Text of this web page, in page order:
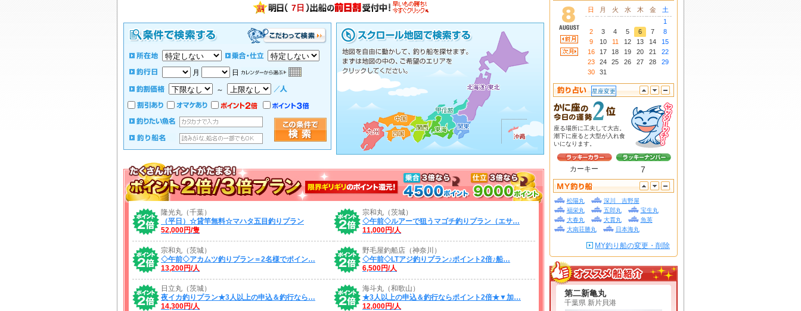
7日
月 日
～
隆光丸（千葉）
（平日）☆貸竿無料☆マハタ五目釣りプラン
52,000円/隻
宗和丸（茨城）
◇午前◇ルアーで狙うマゴチ釣りプラン（エサ…
11,000円/人
宗和丸（茨城）
◇午前◇アカムツ釣りプラン＝2名様でポイン…
13,200円/人
野毛屋釣船店（神奈川）
◇午前◇LTアジ釣りプラン♪ポイント2倍♪船…
6,500円/人
日立丸（茨城）
夜イカ釣りプラン★3人以上の申込＆釣行なら…
14,300円/人
海斗丸（和歌山）
★3人以上の申込＆釣行ならポイント2倍★▼加…
12,000円/人
日 月 火 水 木 金
土
1
2
3 4 5 6 7
8
9
10 11 12 13 14
15
16
17 18 19 20 21
22
23
24 25 26 27 28
29
30
31
座る場所に工夫して大吉。
潮下に座ると大型が入れ食
いになります。
カーキー 7
星座変更
松陽丸
深川 吉野屋
福栄丸
五郎丸
宝生丸
大春丸
大貫丸
魚英
大南荘勝丸
日本海丸
MY釣り船の変更・削除
第二新亀丸
千葉県 新片貝港